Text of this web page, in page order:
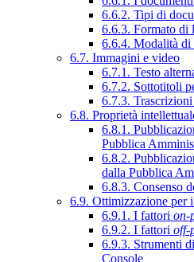
6.6.2. Tipi di
6.6.3. Formato di
6.6.4. Modalità di
6.7. Immagini e video
6.7.1. Testo
6.7.2. Sottotitoli
6.7.3.
6.8. Proprietà
6.8.1.
Pubblica
6.8.2.
dalla Pubblica
6.8.3. Consenso
6.9. Ottimizzazione per
6.9.1. I fattori on-
6.9.2. I fattori off-
6.9.3. Strumenti
Console